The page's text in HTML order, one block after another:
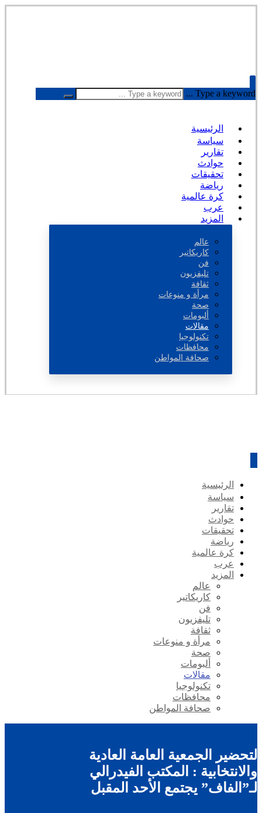
Type a keyword ...
الرئيسية
سياسة
تقارير
حوادث
تحقيقات
رياضة
كرة عالمية
عرب
المزيد
عالم
كاريكاتير
فن
تليفزيون
ثقافة
مرأة و منوعات
صحة
ألبومات
مقالات
تكنولوجيا
محافظات
صحافة المواطن
الرئيسية
سياسة
تقارير
حوادث
تحقيقات
رياضة
كرة عالمية
عرب
المزيد
عالم
كاريكاتير
فن
تليفزيون
ثقافة
مرأة و منوعات
صحة
ألبومات
مقالات
تكنولوجيا
محافظات
صحافة المواطن
لتحضير الجمعية العامة العادية
والانتخابية : المكتب الفيدرالي
لـ”الفاف” يجتمع الأحد المقبل